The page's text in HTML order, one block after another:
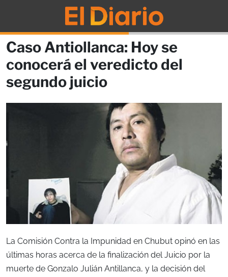
Caso Antiollanca: Hoy se
conocerá el veredicto del
segundo juicio
La Comisión Contra la Impunidad en Chubut opinó en las
últimas horas acerca de la finalización del Juicio por la
muerte de Gonzalo Julián Antillanca, y la decisión del